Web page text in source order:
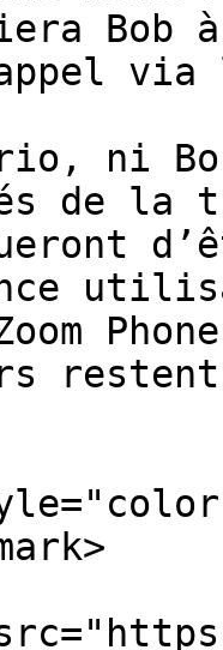
Bob
via
ni
de la
restent